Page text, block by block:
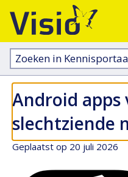
Zoeken
in
kennisportaal:
Android apps
slechtziende
Geplaatst op 20 juli 2026